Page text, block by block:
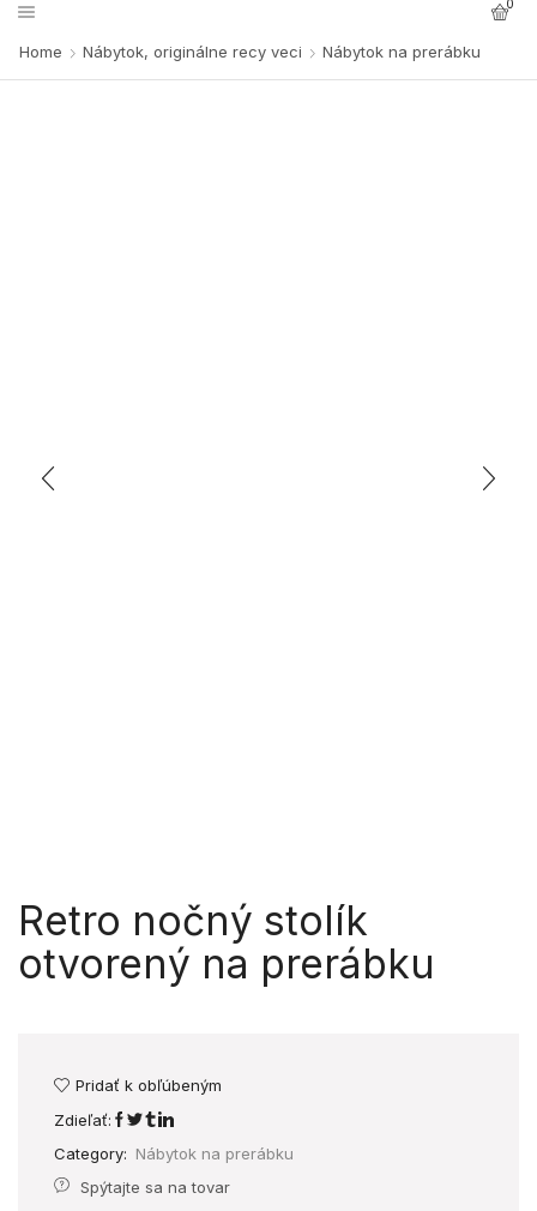
0
Home Nábytok, originálne recy veci Nábytok na prerábku
Retro nočný stolík
otvorený na prerábku
Pridať k obľúbeným
Zdieľať:
Category: Nábytok na prerábku
Spýtajte sa na tovar